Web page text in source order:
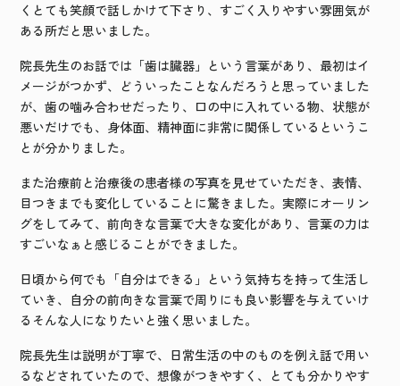
くとても笑顔で話しかけて下さり、すごく入りやすい雰囲気が
ある所だと思いました。
院長先生のお話では「歯は臓器」という言葉があり、最初はイ
メージがつかず、どういったことなんだろうと思っていました
が、歯の噛み合わせだったり、口の中に入れている物、状態が
悪いだけでも、身体面、精神面に非常に関係しているというこ
とが分かりました。
また治療前と治療後の患者様の写真を見せていただき、表情、
目つきまでも変化していることに驚きました。実際にオーリン
グをしてみて、前向きな言葉で大きな変化があり、言葉の力は
すごいなぁと感じることができました。
日頃から何でも「自分はできる」という気持ちを持って生活し
ていき、自分の前向きな言葉で周りにも良い影響を与えていけ
るそんな人になりたいと強く思いました。
院長先生は説明が丁寧で、日常生活の中のものを例え話で用い
るなどされていたので、想像がつきやすく、とても分かりやす